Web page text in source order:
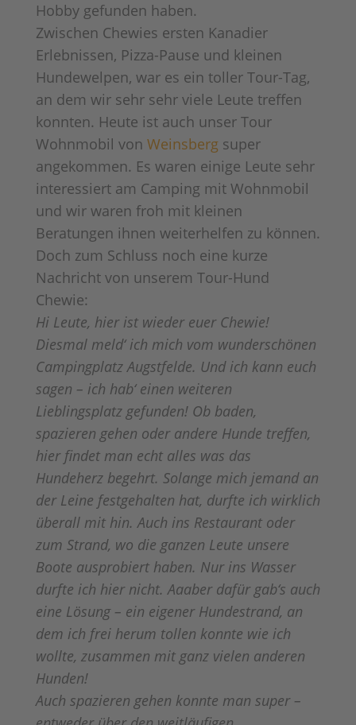
Powered by Usercentrics Consent
Management Platform
Hobby gefunden haben.
Zwischen Chewies ersten Kanadier
Erlebnissen, Pizza-Pause und kleinen
Hundewelpen, war es ein toller Tour-Tag,
an dem wir sehr sehr viele Leute treffen
konnten. Heute ist auch unser Tour
Wohnmobil von Weinsbergsuper
angekommen. Es waren einige Leute sehr
interessiert am Camping mit Wohnmobil
und wir waren froh mit kleinen
Beratungen ihnen weiterhelfen zu können.
Doch zum Schluss noch eine kurze
Nachricht von unserem Tour-Hund
Chewie:
Hi Leute, hier ist wieder euer Chewie!
Diesmal meld‘ ich mich vom wunderschönen
Campingplatz Augstfelde. Und ich kann euch
sagen – ich hab‘ einen weiteren
Lieblingsplatz gefunden! Ob baden,
spazieren gehen oder andere Hunde treffen,
hier findet man echt alles was das
Hundeherz begehrt. Solange mich jemand an
der Leine festgehalten hat, durfte ich wirklich
überall mit hin. Auch ins Restaurant oder
zum Strand, wo die ganzen Leute unsere
Boote ausprobiert haben. Nur ins Wasser
durfte ich hier nicht. Aaaber dafür gab‘s auch
eine Lösung – ein eigener Hundestrand, an
dem ich frei herum tollen konnte wie ich
wollte, zusammen mit ganz vielen anderen
Hunden!
Auch spazieren gehen konnte man super –